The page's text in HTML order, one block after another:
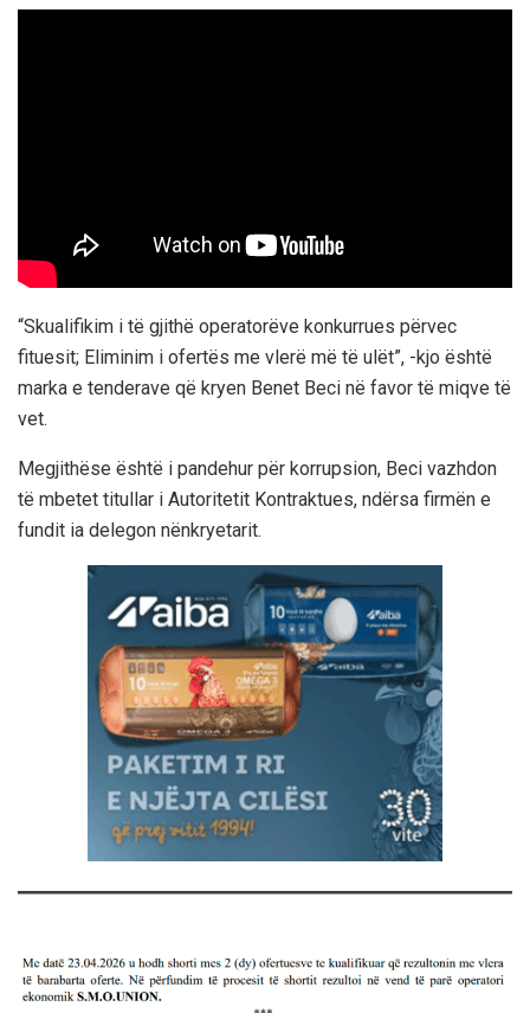
“Skualifikim i të gjithë operatorëve konkurrues përvec
fituesit; Eliminim i ofertës me vlerë më të ulët”, -kjo është
marka e tenderave që kryen Benet Beci në favor të miqve të
vet.
Megjithëse është i pandehur për korrupsion, Beci vazhdon
të mbetet titullar i Autoritetit Kontraktues, ndërsa firmën e
fundit ia delegon nënkryetarit.